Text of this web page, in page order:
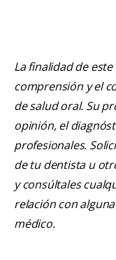
La finalidad de
comprensión y el
de salud oral. Su
opinión, el
profesionales.
de tu dentista u
y consúltales
relación con
médico.